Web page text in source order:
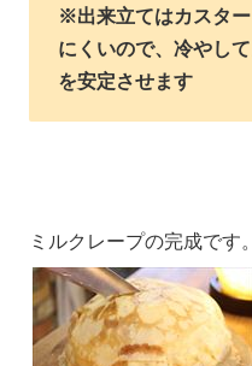
※出来立てはカスタ
にくいので、冷やし
を安定させます
ミルクレープの完成です。